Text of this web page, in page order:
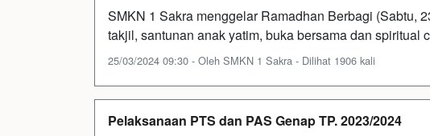
SMKN 1 Sakra menggelar Ramadhan Berbagi (Sabtu,
takjil, santunan anak yatim, buka bersama dan spiritual
25/03/2024 09:30 - Oleh SMKN 1 Sakra - Dilihat 1906 kali
Pelaksanaan PTS dan PAS Genap TP. 2023/2024